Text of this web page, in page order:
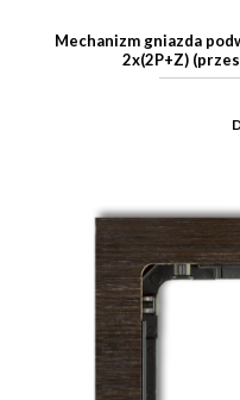
Mechanizm gniazda
2x(2P+Z)